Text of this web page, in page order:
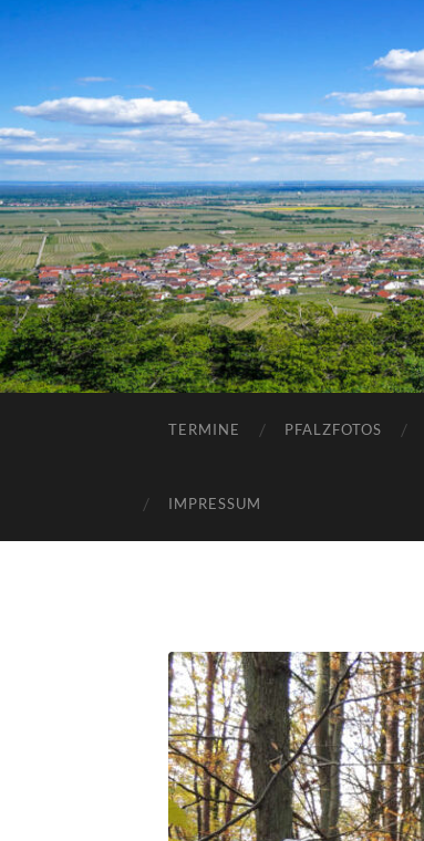
TERMINE PFALZFOTOS
IMPRESSUM